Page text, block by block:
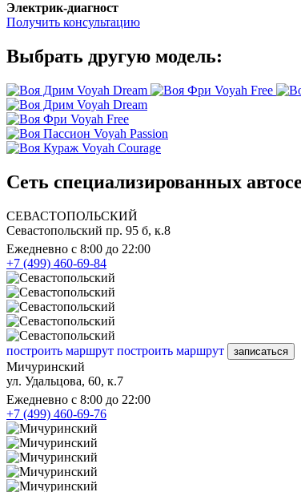
Электрик-диагност
Получить консультацию
Выбрать другую модель:
Voyah Dream Voyah Free
Voyah Dream
Voyah Free
Voyah Passion
Voyah Courage
Сеть специализированных
СЕВАСТОПОЛЬСКИЙ
Севастопольский пр. 95 б, к.8
Ежедневно с 8:00 до 22:00
+7 (499) 460-69-84
построить маршрут построить маршрут записаться
Мичуринский
ул. Удальцова, 60, к.7
Ежедневно с 8:00 до 22:00
+7 (499) 460-69-76